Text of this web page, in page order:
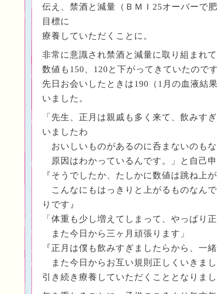
伝え、禁酒と減量（ＢＭＩ25オーバーで
目標に
療養していただくことに。
非常に意識され禁酒と減量に取り組まれ
数値も150、120と下がってきていたので
先日お会いしたときは190（1月の血液結
いました。
「先生、正月は親戚も多く来て、飲みす
いましたわ
おいしいものがあるのに呑まないのも
原因はわかっているんです。」と自己
『そうでしたか、たしかに数値は跳ね上
こんなにもはっきりと上がるものなん
りです』
「体重も少し増えてしまって、やっぱり
また今日から三ヶ月頑張ります」
『正月は僕も飲みすぎましたらから、一
また今日からお互い規則正しくいきま
引き続き療養していただくこととなりま